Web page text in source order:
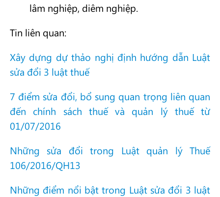
lâm nghiệp, diêm nghiệp.
Tin liên quan:
Xây dựng dự thảo nghị định hướng dẫn Luật
sửa đổi 3 luật thuế
7 điểm sửa đổi, bổ sung quan trọng liên quan
đến chính sách thuế và quản lý thuế từ
01/07/2016
Những sửa đổi trong Luật quản lý Thuế
106/2016/QH13
Những điểm nổi bật trong Luật sửa đổi 3 luật